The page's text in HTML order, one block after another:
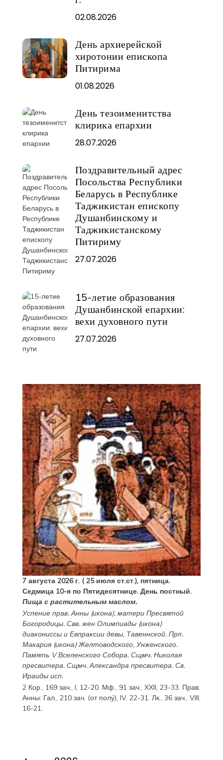
02.08.2026
День архиерейской
хиротонии епископа
Питирима
01.08.2026
День тезоименитства
клирика епархии
28.07.2026
Поздравительный адрес
Посольства Республики
Беларусь в Республике
Таджикистан епископу
Душанбинскому и
Таджикистанскому
Питириму
27.07.2026
15-летие образования
Душанбинской епархии:
вехи духовного пути
27.07.2026
7 августа 2026 г. ( 25 июля ст.ст.), пятница.
Седмица 10-я по Пятидесятнице. День постный.
Пища с растительным маслом.
Успение прав. Анны(икона), матери Пресвятой
Богородицы. Свв. жен Олимпиады(икона)
диакониссы и Евпраксиидевы, Тавеннской. Прп.
Макария(икона) Желтоводского, Унженского.
Память V Вселенского Собора. Сщмч. Николая
пресвитера. Сщмч. Александра пресвитера. Св.
Ираидыисп.
2 Кор., 169 зач., I, 12-20. Мф., 91 зач., XXII, 23-33. Прав.
Анны: Гал., 210 зач. (от полу́), IV, 22-31.
Лк., 36 зач., VIII,
16-21.